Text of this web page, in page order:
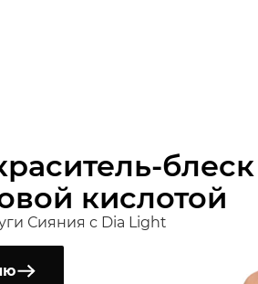
блеск
кислотой
Сияния с Dia Light